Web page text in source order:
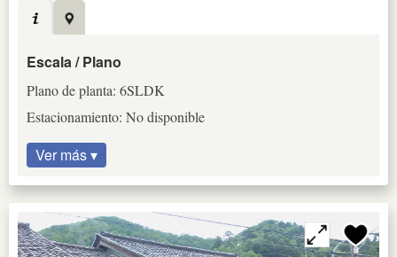
Escala / Plano
Plano de planta: 6SLDK
Estacionamiento: No disponible
Ver más ▾